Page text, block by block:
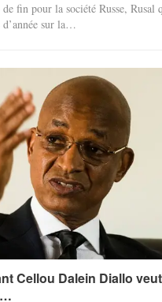
fin pour la société Russe, Rusal
d’année sur la…
Cellou Dalein Diallo veut